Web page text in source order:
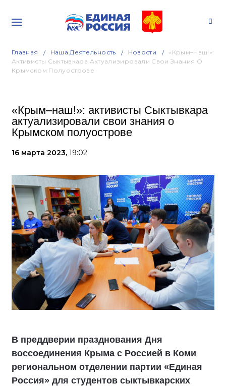
Главная Наша Деятельность Новости
«Крым–Наш!»:
Активисты Сыктывкара Актуализировали Свои Знания О
Крымском Полуострове
«Крым–наш!»: активисты Сыктывкара
актуализировали свои знания о
Крымском полуострове
16 марта 2023, 19:02
В преддверии празднования Дня
воссоединения Крыма с Россией в Коми
региональном отделении партии «Единая
Россия» для студентов сыктывкарских